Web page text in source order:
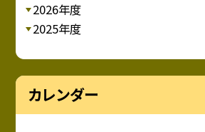
2026年度
2025年度
カレンダー